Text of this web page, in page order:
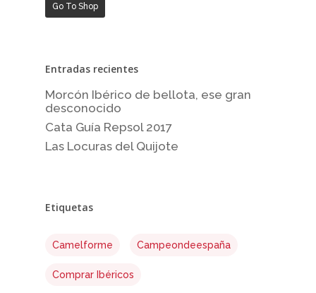
Go To Shop
Entradas recientes
Morcón Ibérico de bellota, ese gran
desconocido
Cata Guía Repsol 2017
Las Locuras del Quijote
Etiquetas
Camelforme Campeondeespaña
Comprar Ibéricos